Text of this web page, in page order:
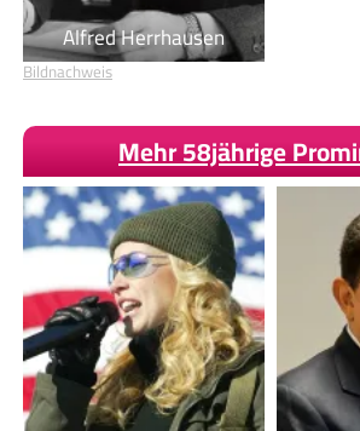
Alfred Herrhausen
Bildnachweis
Mehr 58jährige